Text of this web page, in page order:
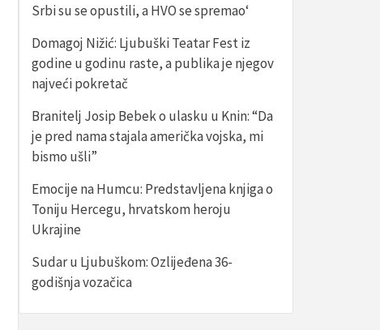
Srbi su se opustili, a HVO se spremao‘
Domagoj Nižić: Ljubuški Teatar Fest iz
godine u godinu raste, a publika je njegov
najveći pokretač
Branitelj Josip Bebek o ulasku u Knin: “Da
je pred nama stajala američka vojska, mi
bismo ušli”
Emocije na Humcu: Predstavljena knjiga o
Toniju Hercegu, hrvatskom heroju
Ukrajine
Sudar u Ljubuškom: Ozlijeđena 36-
godišnja vozačica